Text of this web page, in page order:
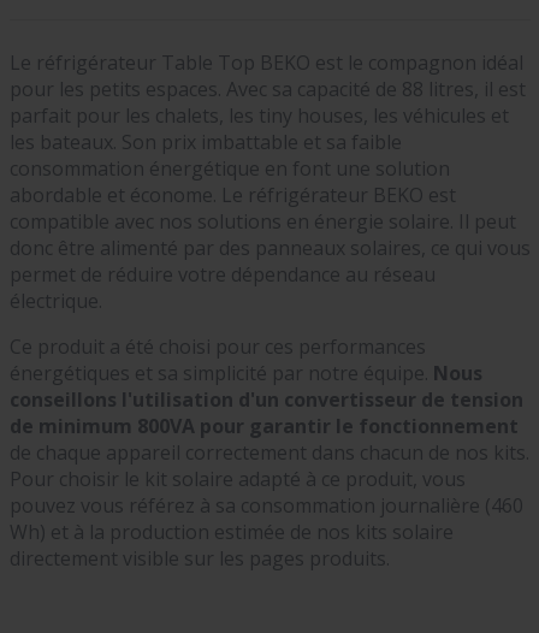
Le réfrigérateur Table Top BEKO est le compagnon idéal
pour les petits espaces. Avec sa capacité de 88 litres, il est
parfait pour les chalets, les tiny houses, les véhicules et
les bateaux. Son prix imbattable et sa faible
consommation énergétique en font une solution
abordable et économe. Le réfrigérateur BEKO est
compatible avec nos solutions en énergie solaire. Il peut
donc être alimenté par des panneaux solaires, ce qui vous
permet de réduire votre dépendance au réseau
électrique.
Ce produit a été choisi pour ces performances
énergétiques et sa simplicité par notre équipe. Nous
conseillons l'utilisation d'un convertisseur de tension
de minimum 800VA pour garantir le fonctionnement
de chaque appareil correctement dans chacun de nos kits.
Pour choisir le kit solaire adapté à ce produit, vous
pouvez vous référez à sa consommation journalière (460
Wh) et à la production estimée de nos kits solaire
directement visible sur les pages produits.